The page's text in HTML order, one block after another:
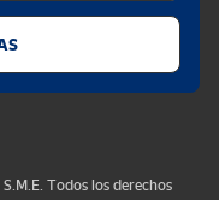
Todos los derechos